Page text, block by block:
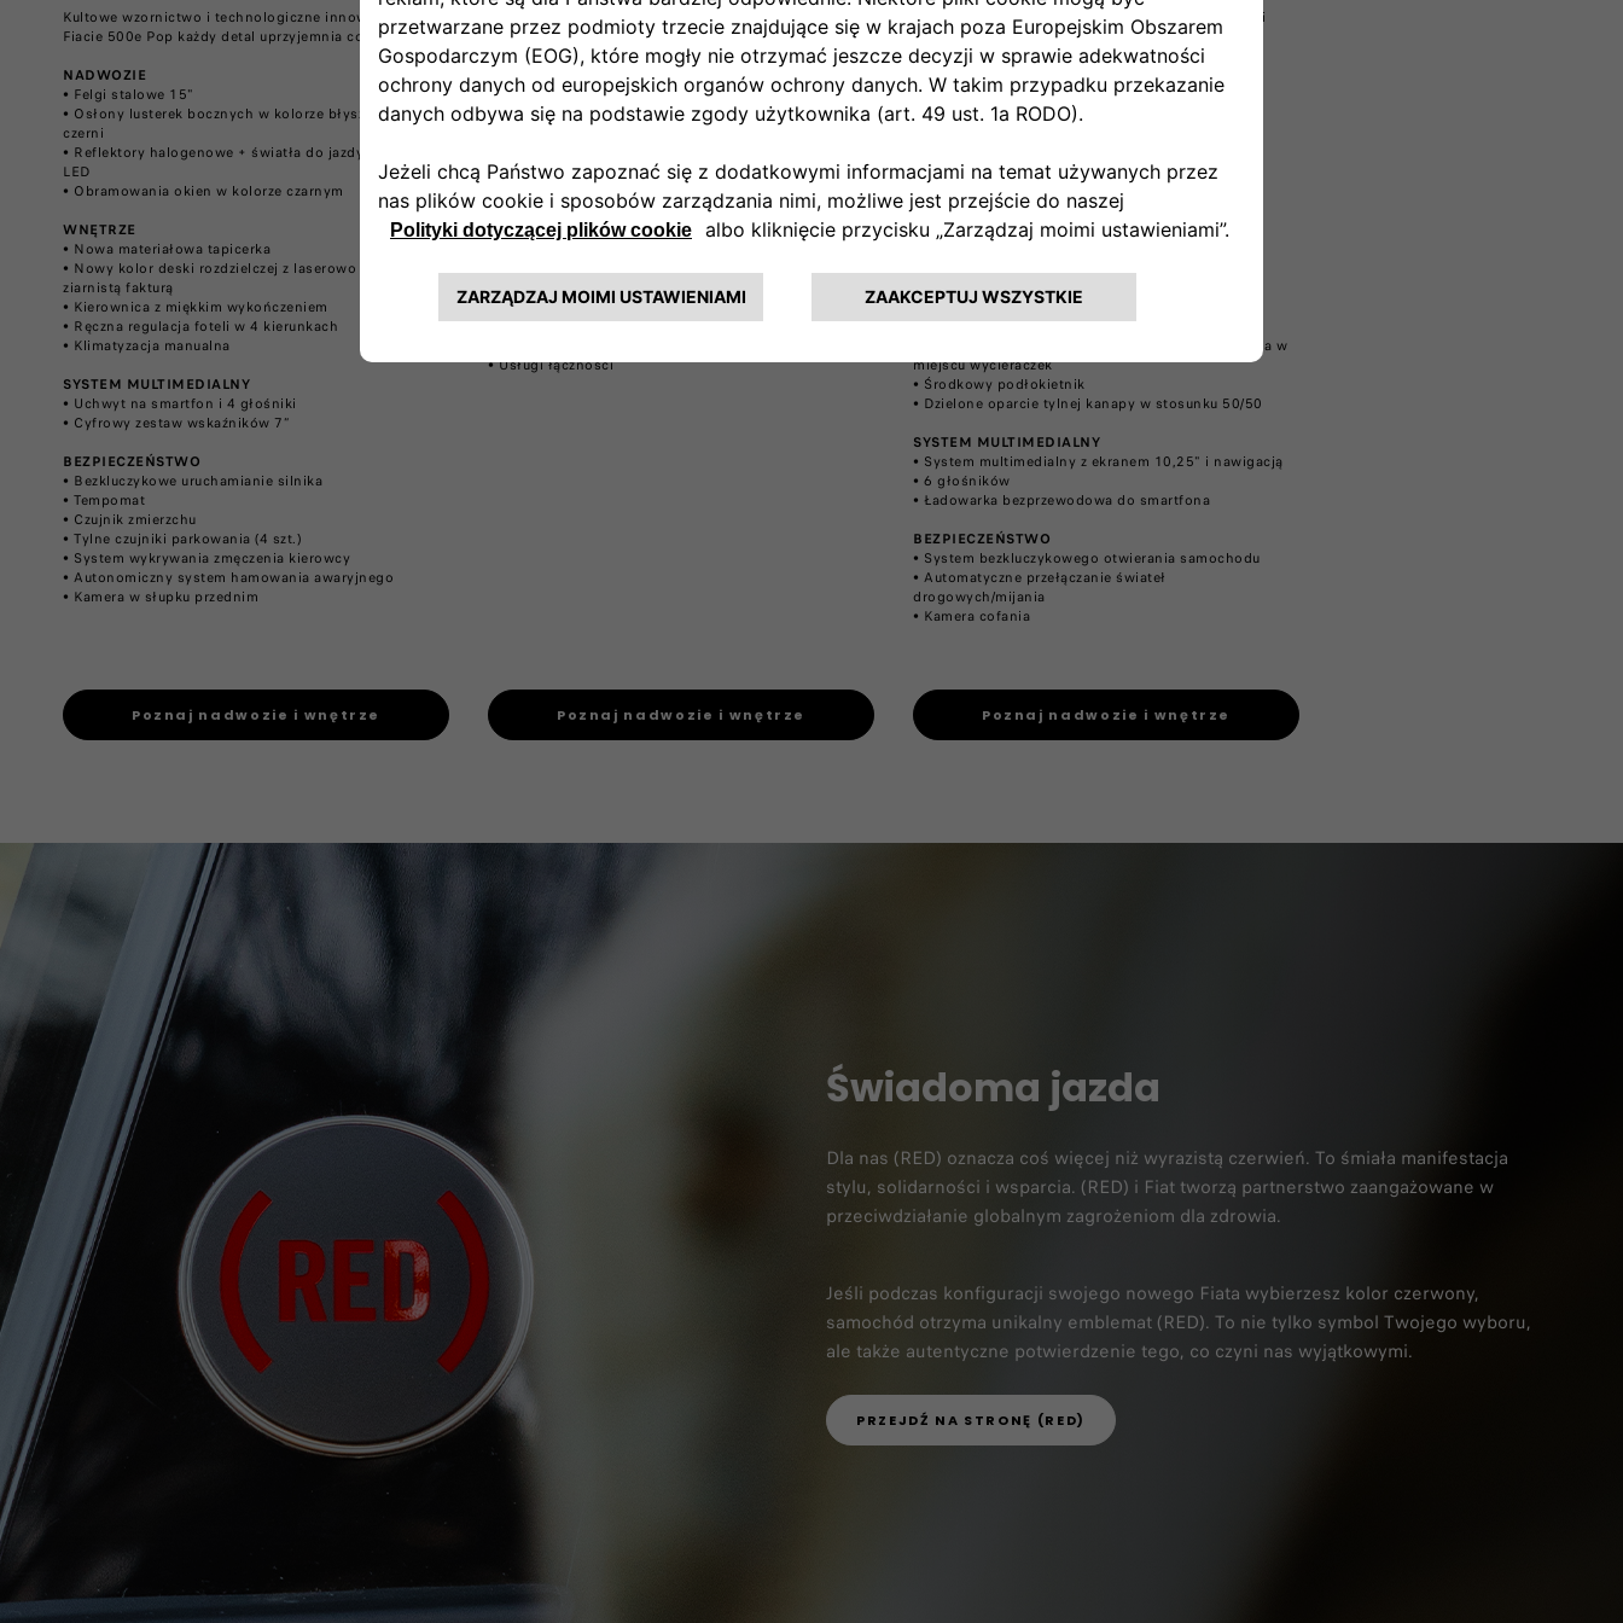
Kultowe wzornictwo i technologiczne innowacje. W
Fiacie 500e Pop każdy detal uprzyjemnia codzienność.
NADWOZIE
​• ​Felgi stalowe 15"
​• ​Osłony lusterek bocznych w kolorze błyszczącej
czerni​
​• ​Reflektory halogenowe + światła do jazdy dziennej
LED​
​• ​Obramowania okien​ w kolorze czarnym
WNĘTRZE
​• ​Nowa materiałowa tapicerka
​• ​Nowy kolor deski rozdzielczej z laserowo wykończoną
ziarnistą fakturą
​• ​Kierownica z miękkim wykończeniem​
​• ​Ręczna regulacja foteli w 4 kierunkach​
​• ​Klimatyzacja manualna ​​
SYSTEM MULTIMEDIALNY ​
​• ​Uchwyt na smartfon i 4 głośniki​
​• ​Cyfrowy zestaw wskaźników 7″​
BEZPIECZEŃSTWO
​• ​Bezkluczykowe uruchamianie silnika​
​• ​Tempomat​
​• ​Czujnik zmierzchu​​
​• ​Tylne czujniki parkowania (4 szt.)
​• ​System wykrywania zmęczenia kierowcy
​• ​Autonomiczny system hamowania awaryjnego
​• ​Kamera w słupku przednim
Poznaj nadwozie i wnętrze
Wsiądź do Fiata 500e Icon i poczuj nowy standard
codziennej elegancji. Jego wnętrze zostało
zaprojektowane z myślą o komforcie i stylu.
(Dodatkowo do wyposażenia wersji Pop)
WNĘTRZE
•​​ Deska rozdzielcza w kolorze nadwozia​
•​​ Miękka w dotyku czarna kierownica​
SYSTEM MULTIMEDIALNY​​
•​​ System multimedialny z ekranem 10,25” i 4
głośnikami​
•​​ Usługi łączności​
Poznaj nadwozie i wnętrze
Wersja 500e La Prima oferuje wyjątkowe wrażenia i
wykończenie wnętrza klasy premium.
(Dodatkowo do wyposażenia wersji Icon)
NADWOZIE
• Chromowane obramowania okien i listwy boczne​
• Przyciemniane szyby​
• Dach z monogramem Fiat (wersja Cabrio)​
• Nowa tapicerka premium
• Perłowa deska rozdzielcza​
• Dwukolorowa kierownica
• Ręczna regulacja fotela kierowcy w 6 kierunkach​​
• Podgrzewane fotele i podgrzewana szyba przednia​ w
miejscu wycieraczek​
• Środkowy podłokietnik​
• Dzielone oparcie tylnej kanapy w stosunku 50/50
SYSTEM MULTIMEDIALNY​
• System multimedialny z ekranem 10,25" i nawigacją
• 6 głośników​
• Ładowarka bezprzewodowa do smartfona​
BEZPIECZEŃSTWO ​
• System bezkluczykowego otwierania samochodu​
• Automatyczne przełączanie świateł
drogowych/mijania​
• Kamera cofania
Poznaj nadwozie i wnętrze
Świadoma jazda
Dla nas (RED) oznacza coś więcej niż wyrazistą czerwień. To śmiała manifestacja
stylu, solidarności i wsparcia. (RED) i Fiat tworzą partnerstwo zaangażowane w
przeciwdziałanie globalnym zagrożeniom dla zdrowia.​
Jeśli podczas konfiguracji swojego nowego Fiata wybierzesz kolor czerwony,
samochód otrzyma unikalny emblemat (RED). To nie tylko symbol Twojego wyboru,
ale także autentyczne potwierdzenie tego, co czyni nas wyjątkowymi.
PRZEJDŹ NA STRONĘ (RED)